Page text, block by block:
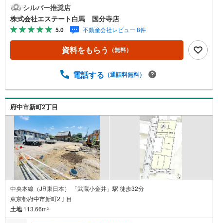
産キャンペーン対象店舗。当店で物件を成約するとPayPay
ボーナスをプレゼント！「資料をもらう」「見学予約をす
る」ボタンからお問い合わせください。【営業時間 9時30
分～18時30分】（年中無休）・人気物件には特に問い合わ
せが集中するため、お早めにお電話ください。「室内・現
地を見学する」ボタンよりご予約いただくとご見学がスム
イナンシャルプランナーへの無料個別ライフプラン相談サ
おむつ替えベッド、アンパンマンジュースなどを完備して
おりますので、お子様連れでもお気軽にお越し下さい。
シルバー推奨店
株式会社エステート白馬 国分寺店
5.0 不動産会社レビュー 8件
資料をもらう （無料）
電話する （通話料無料）
府中市新町2丁目
中央本線（JR東日本） 「武蔵小金井」駅 徒歩32分
東京都府中市新町2丁目
土地113.66m2